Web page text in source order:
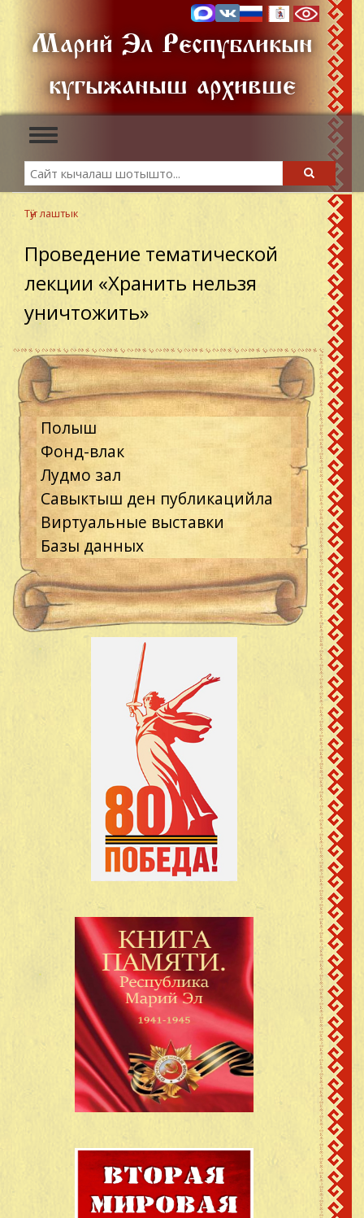
mainМарий Эл Республикын
кугыжаныш архивше
Toggle
navigation
Search
Search
Тӱҥ лаштык
Проведение тематической
лекции «Хранить нельзя
уничтожить»
Полыш
Фонд-влак
Лудмо зал
Савыктыш ден публикацийла
Виртуальные выставки
Базы данных